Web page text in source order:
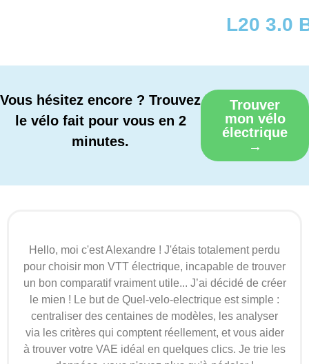
L20 3.0
Vous hésitez encore ? Trouvez
le vélo fait pour vous en 2
minutes.
Trouver
mon vélo
électrique
→
Hello, moi c'est Alexandre ! J'étais totalement perdu
pour choisir mon VTT électrique, incapable de trouver
un bon comparatif vraiment utile... J’ai décidé de créer
le mien ! Le but de Quel-velo-electrique est simple :
centraliser des centaines de modèles, les analyser
via les critères qui comptent réellement, et vous aider
à trouver votre VAE idéal en quelques clics. Je trie les